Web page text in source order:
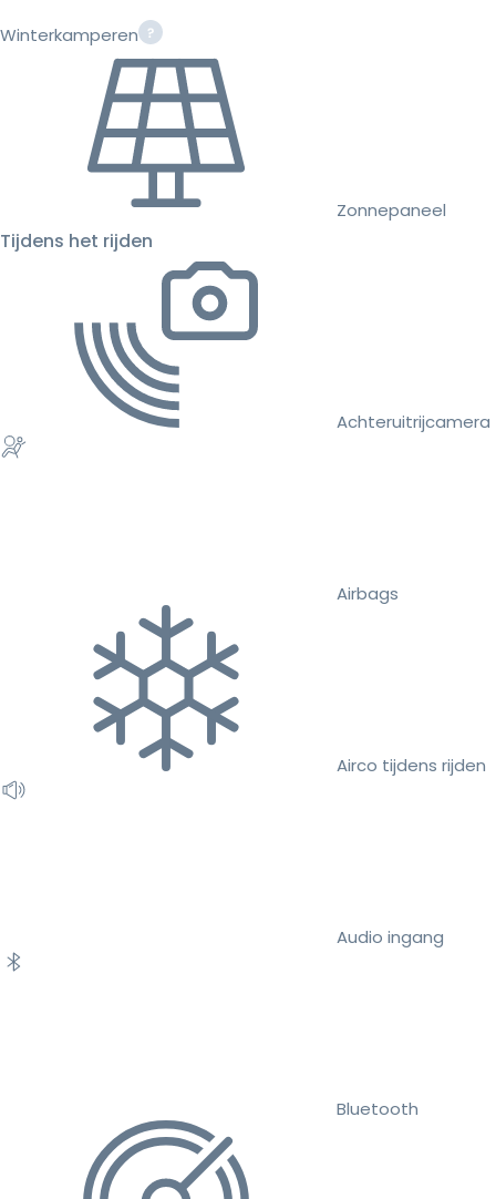
Winterkamperen
Zonnepaneel
Tijdens het rijden
Achteruitrijcamera
Airbags
Airco tijdens rijden
Audio ingang
Bluetooth